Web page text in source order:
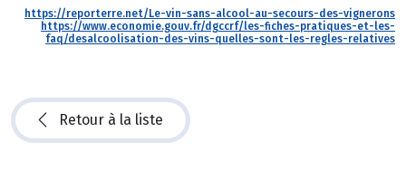
https://reporterre.net/Le-vin-sans-alcool-au-secours-des-vignerons
https://www.economie.gouv.fr/dgccrf/les-fiches-pratiques-et-les-
faq/desalcoolisation-des-vins-quelles-sont-les-regles-relatives
Retour à la liste